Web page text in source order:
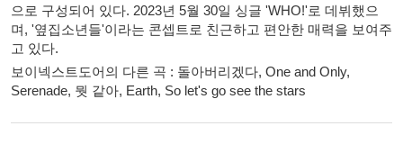
으로 구성되어 있다. 2023년 5월 30일 싱글 'WHO!'로 데뷔했으
며, '옆집소년들'이라는 콘셉트로 친근하고 편안한 매력을 보여주
고 있다.
보이넥스트도어의 다른 곡 : 돌아버리겠다, One and Only,
Serenade, 뭣 같아, Earth, So let's go see the stars